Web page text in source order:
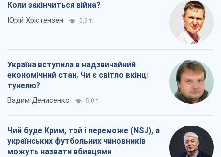
Коли закінчиться війна?
Юрій Хрістензен 5,9 т.
Україна вступила в надзвичайний
економічний стан. Чи є світло вкінці
тунелю?
Вадим Денисенко 5,0 т.
Чий буде Крим, той і переможе (NSJ), а
українських футбольних чиновників
можуть назвати вбивцями